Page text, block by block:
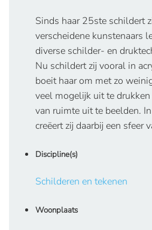
Sinds haar 25ste schildert
verscheidene kunstenaars
diverse schilder- en
Nu schildert zij vooral in
boeit haar om met zo
veel mogelijk uit te
van ruimte uit te beelden.
creëert zij daarbij een sfeer
Discipline(s)
Schilderen en tekenen
Woonplaats